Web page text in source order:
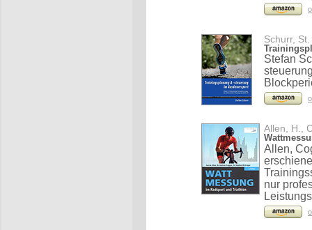
Schurr,
Stefan
Allen, H.,
Allen,
nur